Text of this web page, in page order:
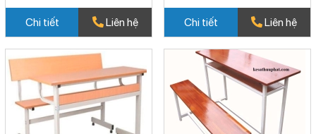
Chi tiết Liên hệ Chi tiết Liên hệ